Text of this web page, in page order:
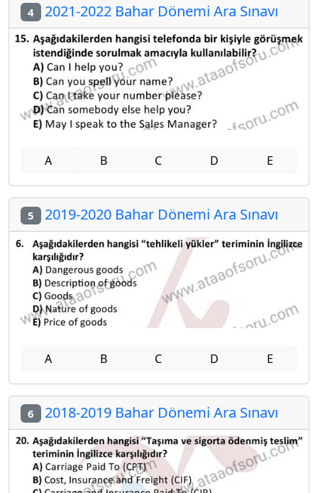
4 2021-2022 Bahar Dönemi Ara Sınavı
A B C D E
5 2019-2020 Bahar Dönemi Ara Sınavı
A B C D E
6 2018-2019 Bahar Dönemi Ara Sınavı